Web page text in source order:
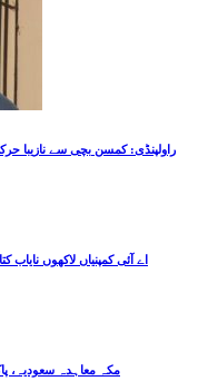
راولپنڈی: کمسن بچی سے نازیبا حرکات
اے آئی کمپنیاں لاکھوں
مکہ معاہدہ سعودیہ،